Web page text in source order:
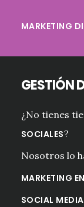
MARKETING
GESTIÓN
¿No tienes
SOCIALES?
Nosotros lo
MARKETING
SOCIAL